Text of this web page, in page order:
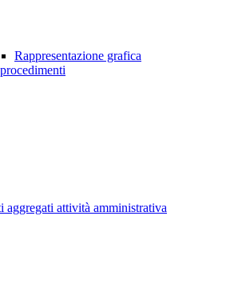
Rappresentazione grafica
aggregati attività amministrativa